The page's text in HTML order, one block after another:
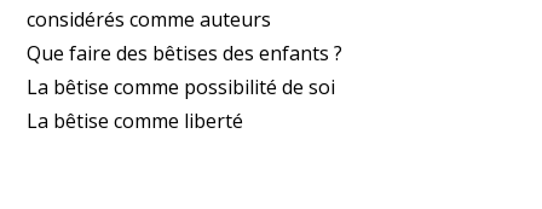
considérés comme auteurs
Que faire des bêtises des enfants ?
La bêtise comme possibilité de soi
La bêtise comme liberté